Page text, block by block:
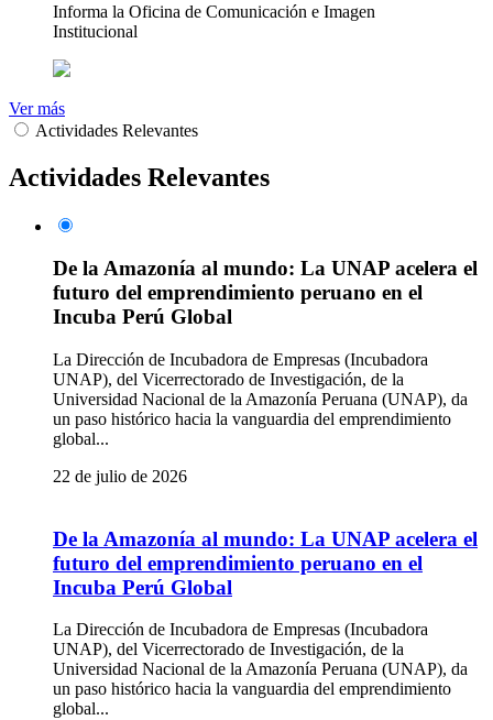
Informa la Oficina de Comunicación e Imagen
Institucional
Ver más
Actividades Relevantes
Actividades Relevantes
De la Amazonía al mundo: La UNAP acelera el
futuro del emprendimiento peruano en el
Incuba Perú Global
La Dirección de Incubadora de Empresas (Incubadora
UNAP), del Vicerrectorado de Investigación, de la
Universidad Nacional de la Amazonía Peruana (UNAP), da
un paso histórico hacia la vanguardia del emprendimiento
global...
22 de julio de 2026
De la Amazonía al mundo: La UNAP acelera el
futuro del emprendimiento peruano en el
Incuba Perú Global
La Dirección de Incubadora de Empresas (Incubadora
UNAP), del Vicerrectorado de Investigación, de la
Universidad Nacional de la Amazonía Peruana (UNAP), da
un paso histórico hacia la vanguardia del emprendimiento
global...